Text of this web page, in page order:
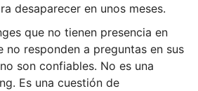
desaparecer en unos meses.
que no tienen presencia en
no responden a preguntas en sus
son confiables. No es una
Es una cuestión de